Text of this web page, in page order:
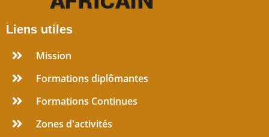
Liens utiles
Mission
Formations diplômantes
Formations Continues
Zones d'activités